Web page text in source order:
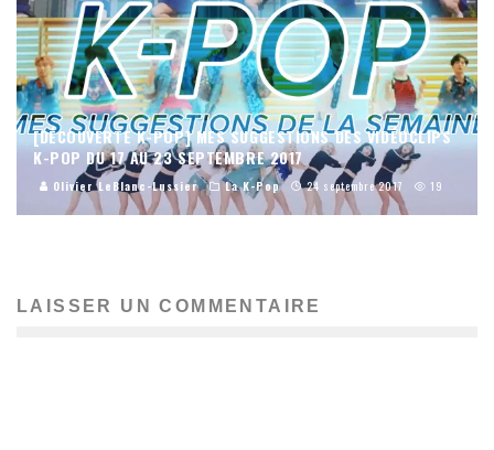
[DÉCOUVERTE K-POP] MES SUGGESTIONS DES VIDÉOCLIPS
K-POP DU 17 AU 23 SEPTEMBRE 2017
Olivier LeBlanc-Lussier La K-Pop 24 septembre 2017 19
LAISSER UN COMMENTAIRE